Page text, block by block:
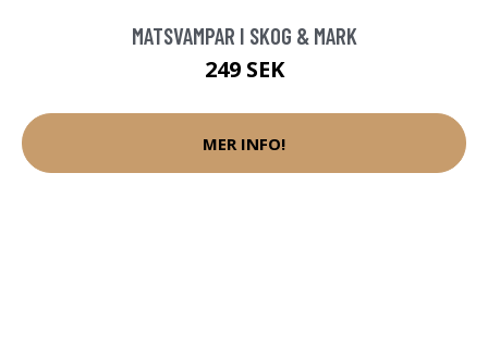
MATSVAMPAR I SKOG & MARK
249 SEK
MER INFO!